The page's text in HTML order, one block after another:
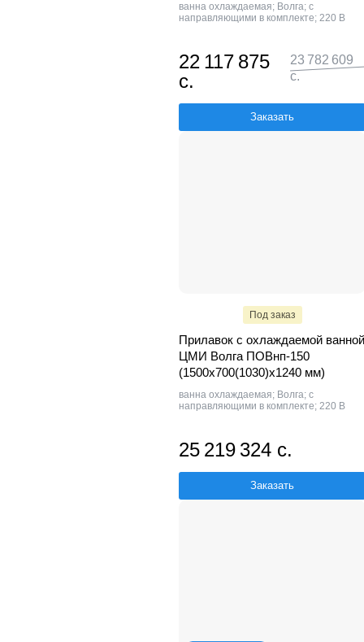
ванна охлаждаемая; Волга; с
направляющими в комплекте; 220 В
22 117 875
с.
23 782 609
с.
Заказать
Под заказ
Прилавок с охлаждаемой ванной
ЦМИ Волга ПОВнп-150
(1500х700(1030)х1240 мм)
ванна охлаждаемая; Волга; с
направляющими в комплекте; 220 В
25 219 324 с.
Заказать